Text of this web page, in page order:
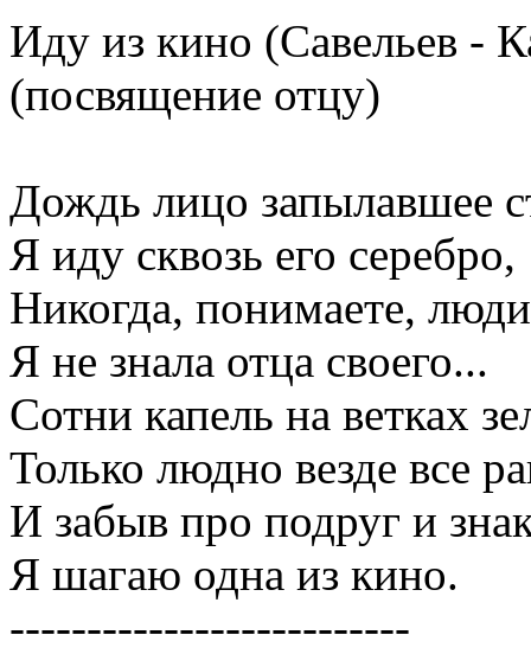
Иду из кино (Савельев -
(посвящение отцу)
Дождь лицо запылавшее
Я иду сквозь его серебро,
Никогда, понимаете,
Я не знала отца своего...
Сотни капель на ветках
Только людно везде все
И забыв про подруг и
Я шагаю одна из кино.
--------------------------